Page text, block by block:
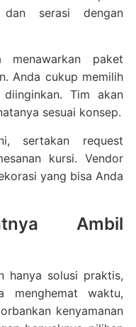
serasi dengan
menawarkan paket
Anda cukup memilih
Tim akan
sesuai konsep.
sertakan request
kursi. Vendor
yang bisa Anda
Ambil
hanya solusi praktis,
waktu,
kenyamanan